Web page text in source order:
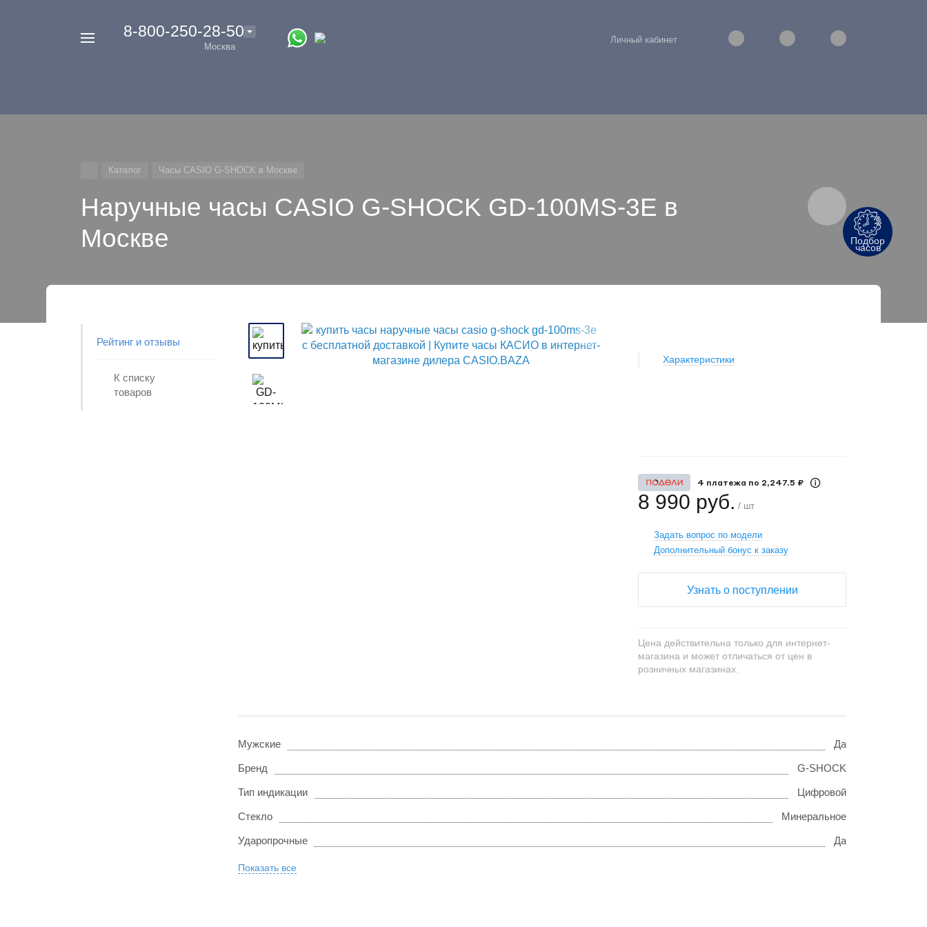
‭8-800-250-28-50
Москва
Личный кабинет
Каталог Часы CASIO G-SHOCK в Москве
Наручные часы CASIO G-SHOCK GD-100MS-3E в
Москве
Рейтинг и отзывы
К списку
товаров
Характеристики
4 платежа по 2,247.5 ₽
8 990 руб. / шт
Задать вопрос по модели
Дополнительный бонус к заказу
Узнать о поступлении
Цена действительна только для интернет-
магазина и может отличаться от цен в
розничных магазинах.
Мужские Да
Бренд G-SHOCK
Тип индикации Цифровой
Стекло Минеральное
Ударопрочные Да
Показать все
Подбор
часов